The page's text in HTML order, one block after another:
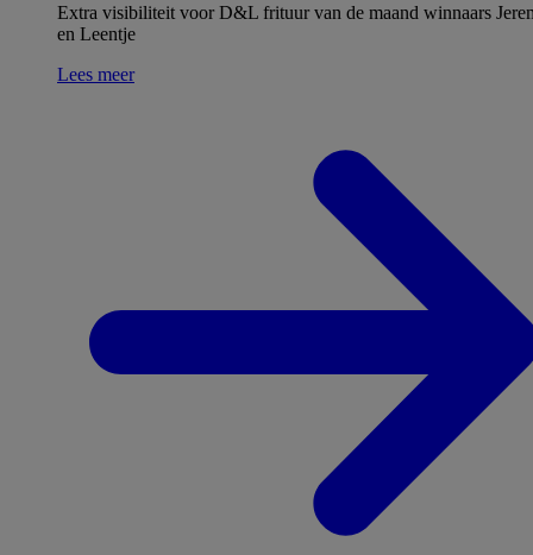
Extra visibiliteit voor D&L frituur van de maand winnaars
en Leentje
Lees meer